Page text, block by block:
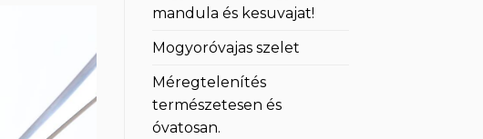
mandula és kesuvajat!
Mogyoróvajas szelet
Méregtelenítés
természetesen és
óvatosan.